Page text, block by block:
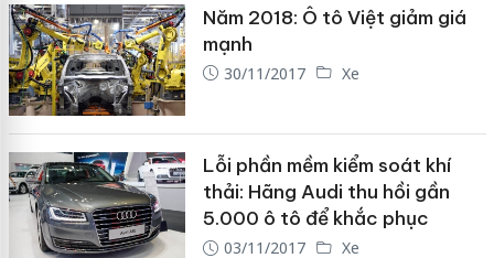
Năm 2018: Ô tô Việt giảm giá
mạnh
30/11/2017 Xe
Lỗi phần mềm kiểm soát khí
thải: Hãng Audi thu hồi gần
5.000 ô tô để khắc phục
03/11/2017 Xe